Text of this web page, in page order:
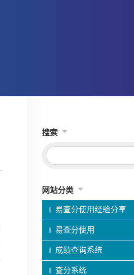
搜索
网站分类
易查分使用经验分享
易查分使用
成绩查询系统
查分系统